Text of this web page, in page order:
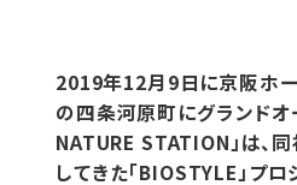
2019年12月9日に京阪ホ
の四条河原町にグランドオ
NATURE STATION」は、
してきた「BIOSTYLE」プ